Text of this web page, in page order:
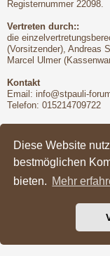
Diese Website
bestmöglichen
bieten. Mehr
Registernummer 22098.
Vertreten durch::
die
(Vorsitzender), Andreas
Marcel Ulmer
Kontakt
Email: info@stpauli-
Telefon: 015214709722
Hinsichtlich der
Support
Das Forum wird
Powered by